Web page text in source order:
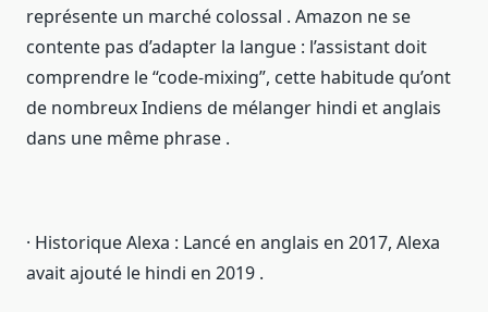
représente un marché colossal . Amazon ne se
contente pas d’adapter la langue : l’assistant doit
comprendre le “code-mixing”, cette habitude qu’ont
de nombreux Indiens de mélanger hindi et anglais
dans une même phrase .
· Historique Alexa : Lancé en anglais en 2017, Alexa
avait ajouté le hindi en 2019 .